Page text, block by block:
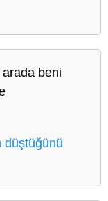
arada beni
düştüğünü